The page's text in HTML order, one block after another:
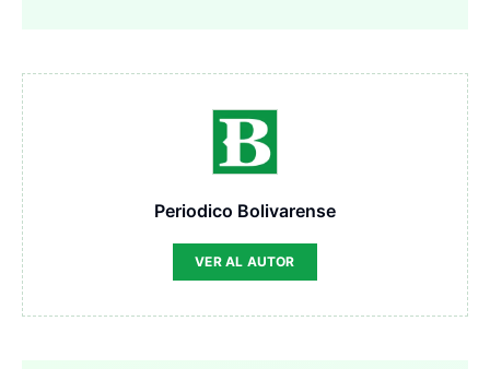
Periodico Bolivarense
VER AL AUTOR